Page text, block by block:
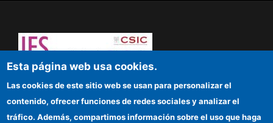
Dare to think! Sapere aude!
IFS
Esta página web usa cookies.
Las cookies de este sitio web se usan para personalizar el
contenido, ofrecer funciones de redes sociales y analizar el
tráfico. Además, compartimos información sobre el uso que haga